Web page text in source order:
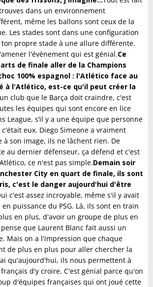
dans un environnement
même les ballons sont ceux de la
Les stades sont dans une configuration
propre stade à une allure différente.
l'évènement qui est génial.Ce
de finale aller de la Champions
100% espagnol : l'Atlético face au
à l'Atlético, est-ce qu'il peut créer la
club que le Barça doit craindre, c'est
les équipes qui sont encore en lice
League, s’il y a une équipe que personne
eux. Diego Simeone a vraiment
à son image, ils ne lâchent rien. De
au dernier défenseur, ça défend et c'est
ce n'est pas simple.Demain soir
City en quart de finale, ils sont
c'est le danger aujourd'hui d'être
c'est assez incroyable, même s'il y avait
puissance du PSG. Là, ils sont en train
en plus, d'avoir un groupe de plus en
que Laurent Blanc fait aussi un
Mais on a l'impression que chaque
de plus en plus pour aller chercher la
qu'aujourd'hui, ils nous permettent à
d'y croire. C'est génial parce qu'on
d'équipes françaises qui ont joué cette